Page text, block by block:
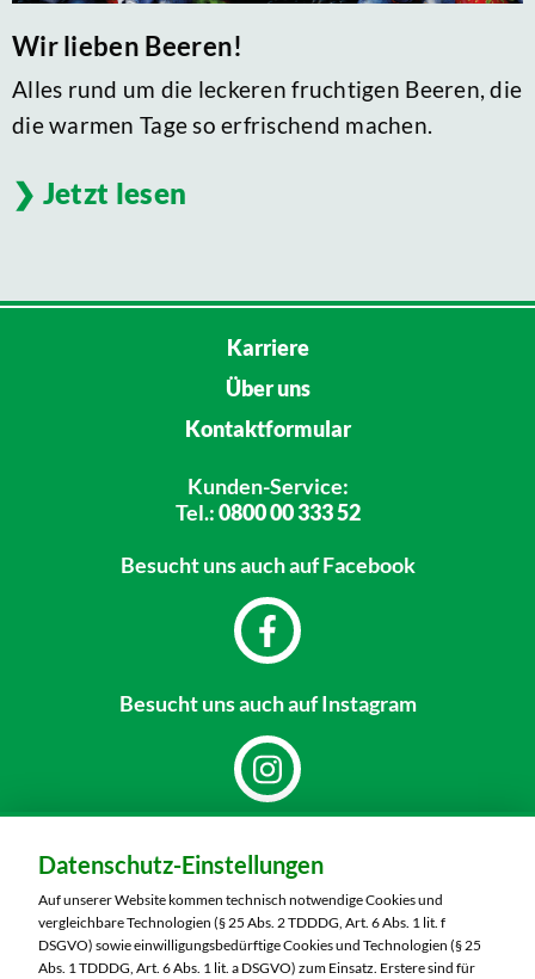
Wir lieben Beeren!
Alles rund um die leckeren fruchtigen Beeren, die
die warmen Tage so erfrischend machen.
Jetzt lesen
Karriere
Über uns
Kontaktformular
Kunden-Service:
Tel.:0800 00 333 52
Besucht unsauch auf Facebook
Besucht unsauch auf Instagram
MARKTKAUF Bautzen
Niederkainaer Straße 14
02625 Bautzen
Telefon:03591 6280
Datenschutz-Einstellungen
Auf unserer Website kommen technisch notwendige Cookies und
vergleichbare Technologien (§ 25 Abs. 2 TDDDG, Art. 6 Abs. 1 lit. f
DSGVO) sowie einwilligungsbedürftige Cookies und Technologien (§ 25
Abs. 1 TDDDG, Art. 6 Abs. 1 lit. a DSGVO) zum Einsatz. Erstere sind für